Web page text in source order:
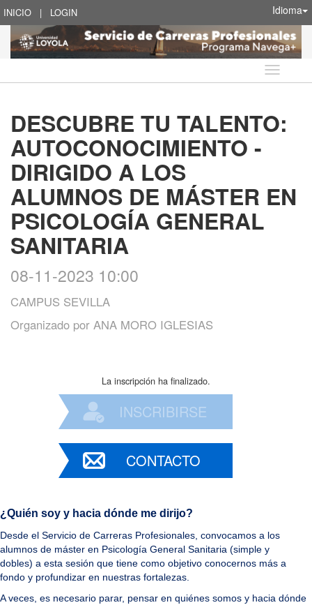
INICIO | LOGIN Idioma
Idioma
DESCUBRE TU TALENTO:
AUTOCONOCIMIENTO -
DIRIGIDO A LOS
ALUMNOS DE MÁSTER EN
PSICOLOGÍA GENERAL
SANITARIA
08-11-2023 10:00
CAMPUS SEVILLA
Organizado por ANA MORO IGLESIAS
La inscripción ha finalizado.
INSCRIBIRSE
CONTACTO
¿Quién soy y hacia dónde me dirijo?
Desde el Servicio de Carreras Profesionales, convocamos a los
alumnos de máster en Psicología General Sanitaria (simple y
dobles) a esta sesión que tiene como objetivo conocernos más a
fondo y profundizar en nuestras fortalezas.
A veces, es necesario parar, pensar en quiénes somos y hacia dónde